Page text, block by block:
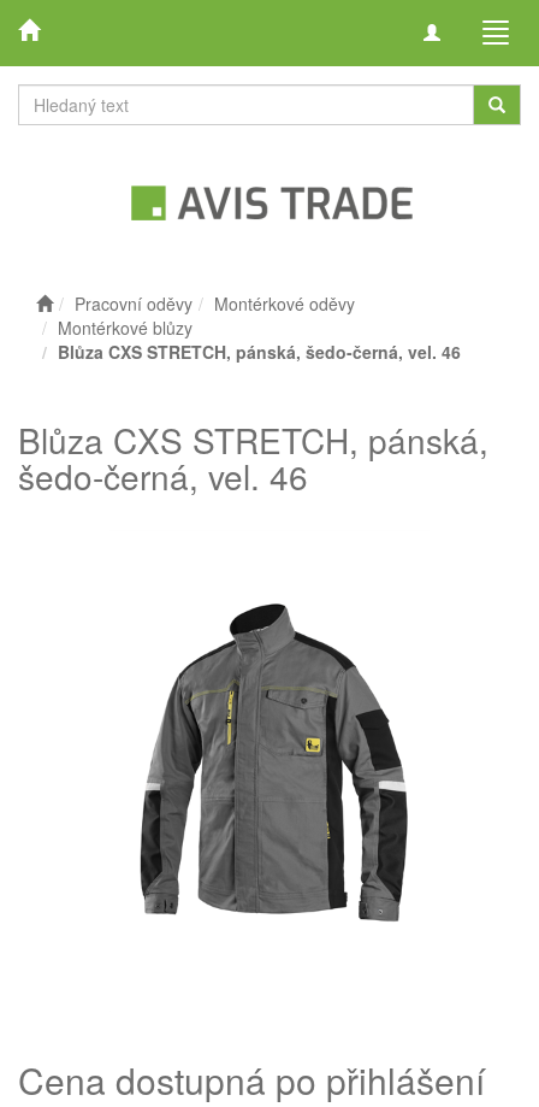
Toggle
Pracovní oděvy
Montérkové oděvy
Montérkové blůzy
Blůza CXS STRETCH, pánská, šedo-černá, vel. 46
Blůza CXS STRETCH, pánská,
šedo-černá, vel. 46
Cena dostupná po přihlášení